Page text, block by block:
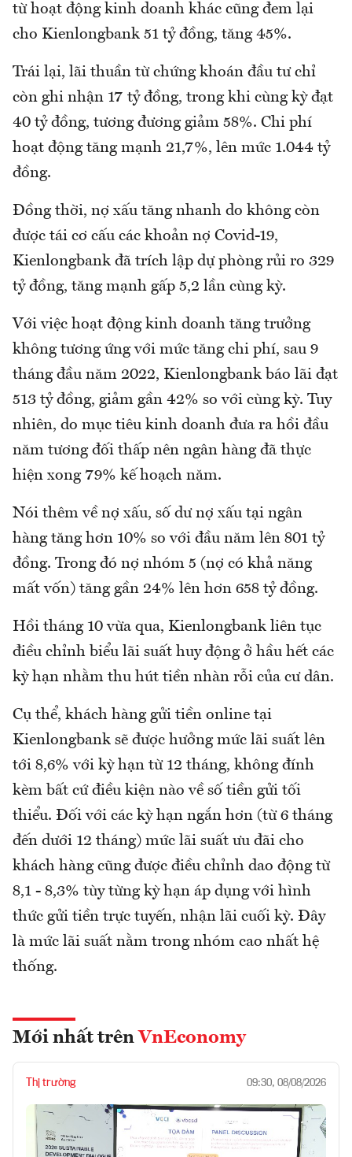
từ hoạt động kinh doanh khác cũng đem lại
cho Kienlongbank 51 tỷ đồng, tăng 45%.
Trái lại, lãi thuần từ chứng khoán đầu tư chỉ
còn ghi nhận 17 tỷ đồng, trong khi cùng kỳ đạt
40 tỷ đồng, tương đương giảm 58%. Chi phí
hoạt động tăng mạnh 21,7%, lên mức 1.044 tỷ
đồng.
Đồng thời, nợ xấu tăng nhanh do không còn
được tái cơ cấu các khoản nợ Covid-19,
Kienlongbank đã trích lập dự phòng rủi ro 329
tỷ đồng, tăng mạnh gấp 5,2 lần cùng kỳ.
Với việc hoạt động kinh doanh tăng trưởng
không tương ứng với mức tăng chi phí, sau 9
tháng đầu năm 2022, Kienlongbank báo lãi đạt
513 tỷ đồng, giảm gần 42% so với cùng kỳ. Tuy
nhiên, do mục tiêu kinh doanh đưa ra hồi đầu
năm tương đối thấp nên ngân hàng đã thực
hiện xong 79% kế hoạch năm.
Nói thêm về nợ xấu, số dư nợ xấu tại ngân
hàng tăng hơn 10% so với đầu năm lên 801 tỷ
đồng. Trong đó nợ nhóm 5 (nợ có khả năng
mất vốn) tăng gần 24% lên hơn 658 tỷ đồng.
Hồi tháng 10 vừa qua, Kienlongbank liên tục
điều chỉnh biểu lãi suất huy động ở hầu hết các
kỳ hạn nhằm thu hút tiền nhàn rỗi của cư dân.
Cụ thể, khách hàng gửi tiền online tại
Kienlongbank sẽ được hưởng mức lãi suất lên
tới 8,6% với kỳ hạn từ 12 tháng, không đính
kèm bất cứ điều kiện nào về số tiền gửi tối
thiểu. Đối với các kỳ hạn ngắn hơn (từ 6 tháng
đến dưới 12 tháng) mức lãi suất ưu đãi cho
khách hàng cũng được điều chỉnh dao động từ
8,1 - 8,3% tùy từng kỳ hạn áp dụng với hình
thức gửi tiền trực tuyến, nhận lãi cuối kỳ. Đây
là mức lãi suất nằm trong nhóm cao nhất hệ
thống.
Mới nhất trên VnEconomy
Thị trường 09:30, 08/08/2026